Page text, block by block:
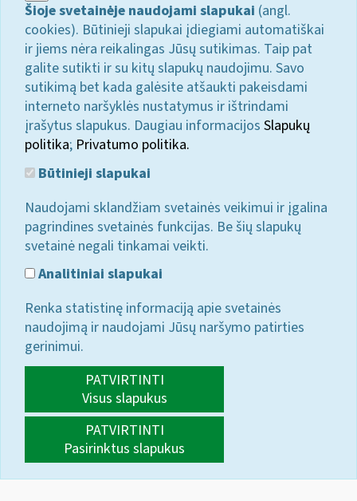
Šioje svetainėje naudojami slapukai (angl.
cookies). Būtinieji slapukai įdiegiami automatiškai
ir jiems nėra reikalingas Jūsų sutikimas. Taip pat
galite sutikti ir su kitų slapukų naudojimu. Savo
sutikimą bet kada galėsite atšaukti pakeisdami
interneto naršyklės nustatymus ir ištrindami
įrašytus slapukus. Daugiau informacijos Slapukų
politika; Privatumo politika.
Būtinieji slapukai
Naudojami sklandžiam svetainės veikimui ir įgalina
pagrindines svetainės funkcijas. Be šių slapukų
svetainė negali tinkamai veikti.
Analitiniai slapukai
Renka statistinę informaciją apie svetainės
naudojimą ir naudojami Jūsų naršymo patirties
gerinimui.
PATVIRTINTI
Visus slapukus
PATVIRTINTI
Pasirinktus slapukus